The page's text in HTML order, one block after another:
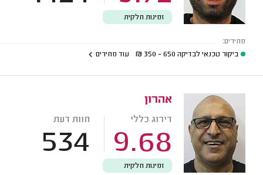
זמינות חלקית
מחירים:
ביקור טכנאי לבדיקה 650 - 350
₪ עוד מחירים
אהרון
דירוג כללי
9.68
חוות דעת
534
זמינות חלקית